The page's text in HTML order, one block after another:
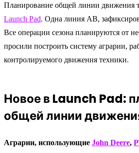
Планирование общей линии движения
Launch Pad. Одна линия AB,
Все операции сезона планируются от
просили построить систему аграрии,
контролируемого движения техники.
Новое в Launch Pad:
общей линии
Аграрии, использующие John Deere,